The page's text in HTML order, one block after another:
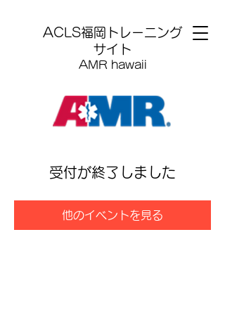
​ACLS福岡トレーニング
サイト
AMR hawaii
受付が終了しました
他のイベントを見る